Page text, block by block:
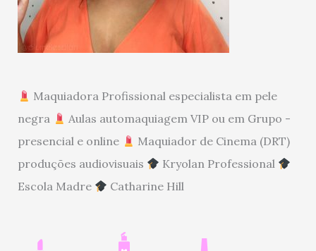
Maquiadora Profissional especialista em pele
negra
Aulas automaquiagem VIP ou em Grupo -
presencial e online
Maquiador de Cinema (DRT)
produções audiovisuais
Kryolan Professional
Escola Madre
Catharine Hill